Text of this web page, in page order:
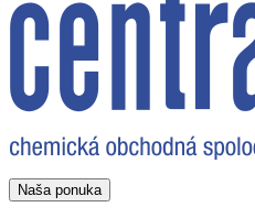
Naša ponuka